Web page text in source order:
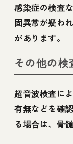
感染症の検査
固異常が疑わ
があります。
その他の検
超音波検査に
有無などを確
る場合は、骨